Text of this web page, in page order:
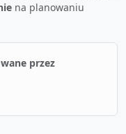
na planowaniu
przez